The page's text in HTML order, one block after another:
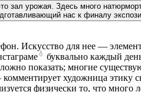
урожая. Здесь много
нас к финалу
Искусство для нее —
💧 буквально каждый
показать; многие
художница этику
физически то, что много